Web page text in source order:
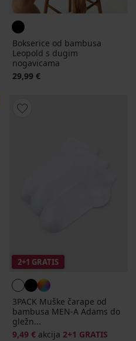
Bokserice od bambusa
Leopold s dugim
nogavicama
29,99 €
2+1 GRATIS
3PACK Muške čarape od
bambusa MEN-A Adams do
gležn...
9,49 € akcija 2+1 GRATIS